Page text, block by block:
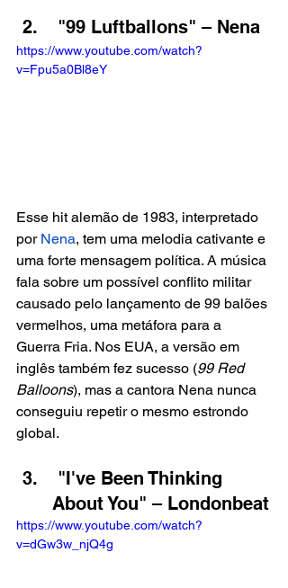
"99 Luftballons" – Nena
https://www.youtube.com/watch?
v=Fpu5a0Bl8eY
Esse hit alemão de 1983, interpretado
por Nena, tem uma melodia cativante e
uma forte mensagem política. A música
fala sobre um possível conflito militar
causado pelo lançamento de 99 balões
vermelhos, uma metáfora para a
Guerra Fria. Nos EUA, a versão em
inglês também fez sucesso (99 Red
Balloons), mas a cantora Nena nunca
conseguiu repetir o mesmo estrondo
global.
About You" – Londonbeat
https://www.youtube.com/watch?
v=dGw3w_njQ4g